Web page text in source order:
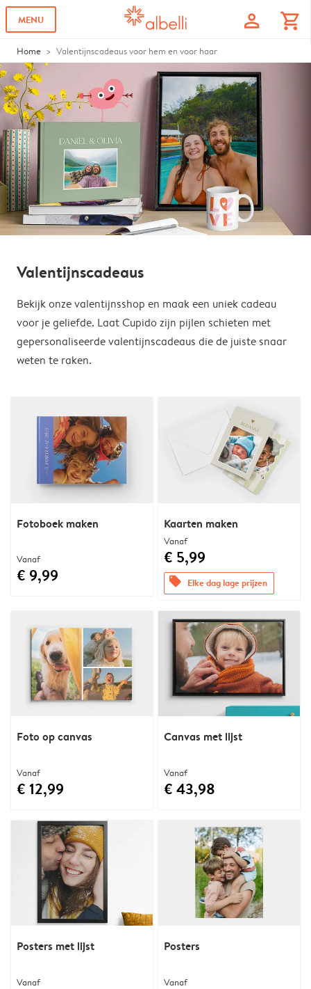
MENU profile shopping_cart
Home Valentijnscadeaus voor hem en voor haar
Valentijnscadeaus
Bekijk onze valentijnsshop en maak een uniek cadeau
voor je geliefde. Laat Cupido zijn pijlen schieten met
gepersonaliseerde valentijnscadeaus die de juiste snaar
weten te raken.
Fotoboek maken
Vanaf
€ 9,99
Kaarten maken
Vanaf
€ 5,99
offers Elke dag lage prijzen
Foto op canvas
Vanaf
€ 12,99
Canvas met lijst
Vanaf
€ 43,98
Posters met lijst
Vanaf
Posters
Vanaf